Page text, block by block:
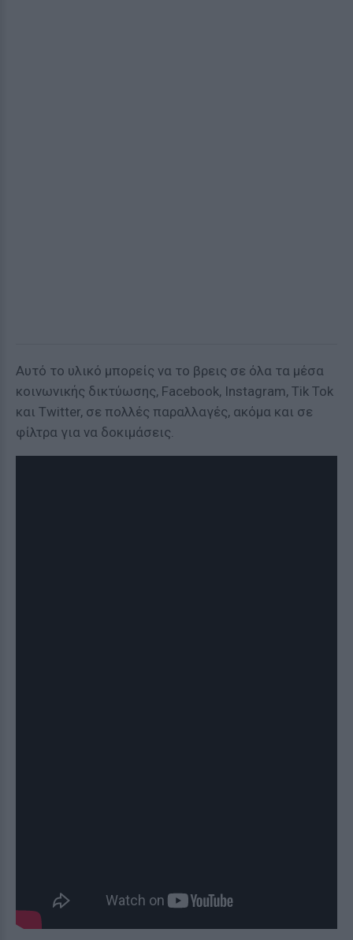
Αυτό το υλικό μπορείς να το βρεις σε όλα τα μέσα
κοινωνικής δικτύωσης, Facebook, Instagram, Tik Tok
και Twitter, σε πολλές παραλλαγές, ακόμα και σε
φίλτρα για να δοκιμάσεις.